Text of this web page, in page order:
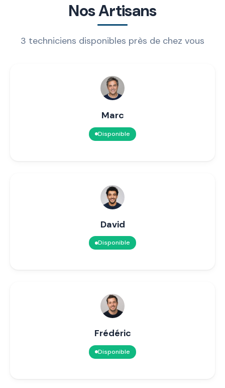
Nos Artisans
3 techniciens disponibles près de chez vous
Marc
Disponible
David
Disponible
Frédéric
Disponible